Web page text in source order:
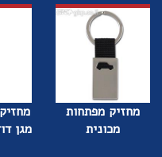
מחזיק מפתחות
מכונית
מגן